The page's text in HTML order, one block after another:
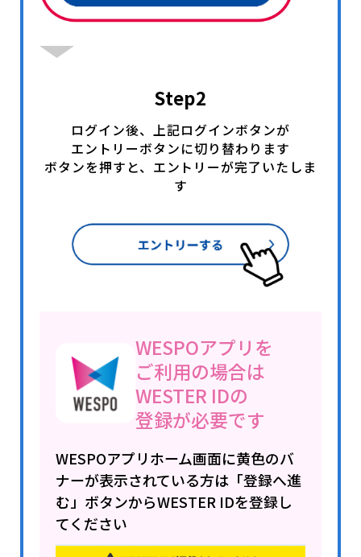
Step2
ログイン後、上記ログインボタンが
エントリーボタンに切り替わります
ボタンを押すと、エントリーが完了いたしま
す
WESPOアプリを
ご利用の場合は
WESTER IDの
登録が必要です
WESPOアプリホーム画面に黄色のバ
ナーが表示されている方は「登録へ進
む」ボタンからWESTER IDを登録し
てください